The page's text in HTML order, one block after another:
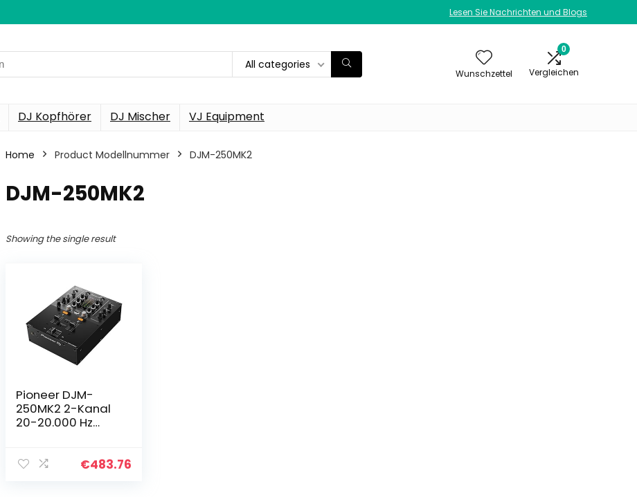
Lesen Sie Nachrichten und Blogs
All categories
Wunschzettel
0
Vergleichen
DJ Kopfhörer DJ Mischer VJ Equipment
Home Product Modellnummer ‎DJM-250MK2
‎DJM-250MK2
Showing the single result
Pioneer DJM-
250MK2 2-Kanal
20-20.000 Hz
Mixer (2 Kanäle,
€483.76